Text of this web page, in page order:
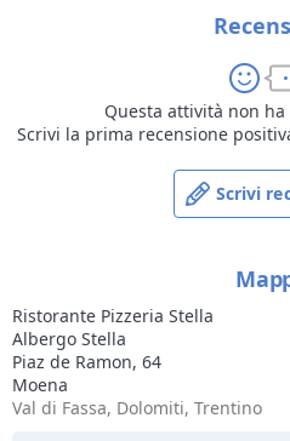
Questa attività non
Scrivi la prima recensione
Scrivi
Ristorante Pizzeria Stella
Albergo Stella
Piaz de Ramon, 64
Moena
Val di Fassa, Dolomiti, Trentino